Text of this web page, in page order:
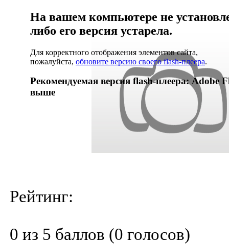
На вашем компьютере не
либо его версия устарела.
Для корректного отображения элементов сайта,
пожалуйста, обновите версию своего flash-плеера.
Рекомендуемая версия flash-плеера: Adobe
выше
Рейтинг:
0 из 5 баллов (0 голосов)